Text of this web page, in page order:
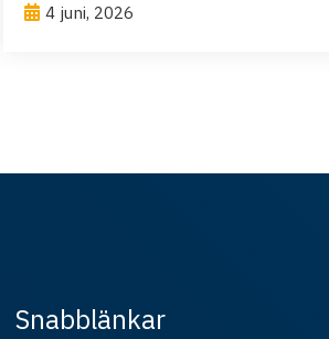
4 juni, 2026
Snabblänkar